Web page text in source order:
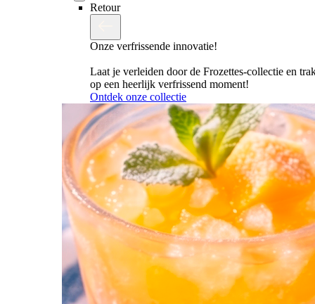
Retour
Onze verfrissende innovatie!
Laat je verleiden door de Frozettes-collectie en
op een heerlijk verfrissend moment!
Ontdek onze collectie